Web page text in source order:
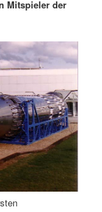
Mitspieler der